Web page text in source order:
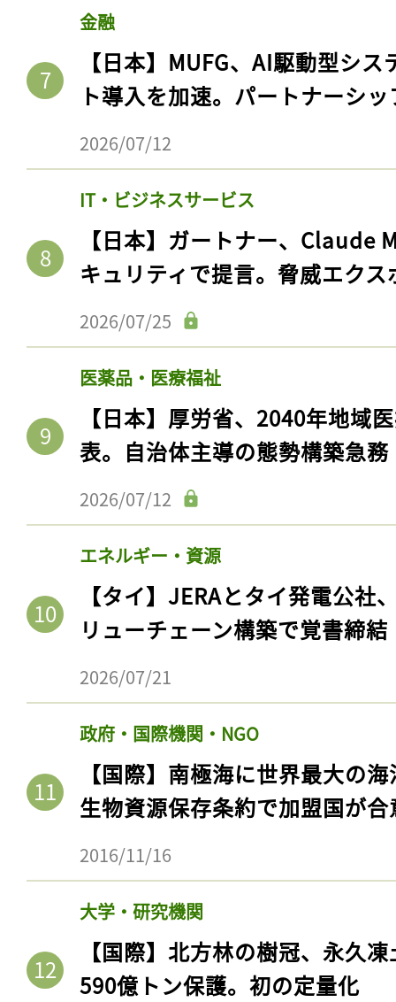
金融
【日本】MUFG、AI駆動型シ
ト導入を加速。パートナーシ
2026/07/12
IT・ビジネスサービス
【日本】ガートナー、Claude
キュリティで提言。脅威エク
2026/07/25
医薬品・医療福祉
【日本】厚労省、2040年地域
表。自治体主導の態勢構築急務
2026/07/12
エネルギー・資源
【タイ】JERAとタイ発電公社
リューチェーン構築で覚書締結
2026/07/21
政府・国際機関・NGO
【国際】南極海に世界最大の
生物資源保存条約で加盟国が合
2016/11/16
大学・研究機関
【国際】北方林の樹冠、永久
590億トン保護。初の定量化